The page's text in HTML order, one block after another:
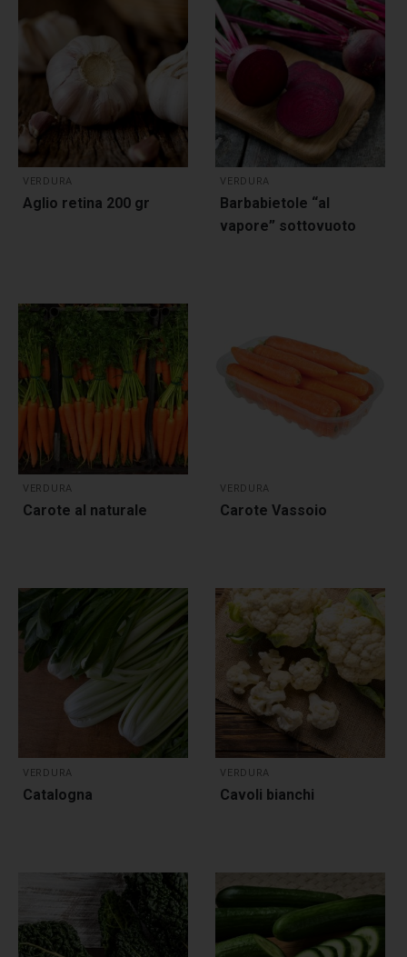
VERDURA
Aglio retina 200 gr
VERDURA
Barbabietole “al
vapore” sottovuoto
VERDURA
Carote al naturale
VERDURA
Carote Vassoio
VERDURA
Catalogna
VERDURA
Cavoli bianchi